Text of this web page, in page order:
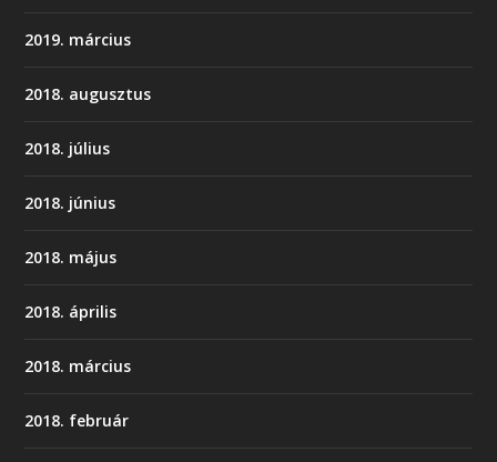
2019. március
2018. augusztus
2018. július
2018. június
2018. május
2018. április
2018. március
2018. február